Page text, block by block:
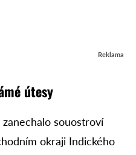
Reklama
útesy
souostroví
okraji Indického